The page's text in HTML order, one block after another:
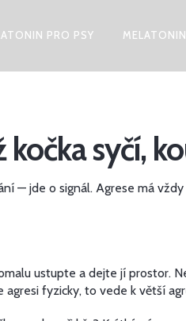
PRO PSY
syčí,
— jde o signál. Agrese má
ustupte a dejte jí
fyzicky, to vede k větší